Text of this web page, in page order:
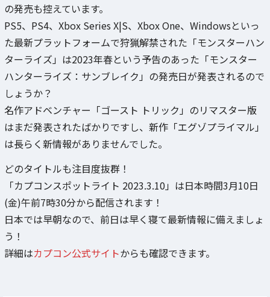
の発売も控えています。
PS5、PS4、Xbox Series X|S、Xbox One、Windowsといっ
た最新プラットフォームで狩猟解禁された「モンスターハン
ターライズ」は2023年春という予告のあった「モンスター
ハンターライズ：サンブレイク」の発売日が発表されるので
しょうか？
名作アドベンチャー「ゴースト トリック」のリマスター版
はまだ発表されたばかりですし、新作「エグゾプライマル」
は長らく新情報がありませんでした。
どのタイトルも注目度抜群！
「カプコンスポットライト 2023.3.10」は日本時間3月10日
(金)午前7時30分から配信されます！
日本では早朝なので、前日は早く寝て最新情報に備えましょ
う！
詳細はカプコン公式サイトからも確認できます。